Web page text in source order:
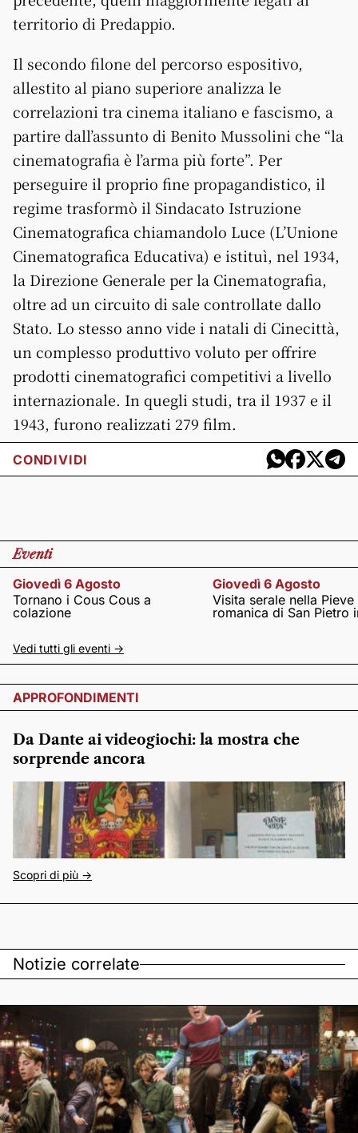
territorio di Predappio.
Il secondo filone del percorso espositivo,
allestito al piano superiore analizza le
correlazioni tra cinema italiano e fascismo, a
partire dall’assunto di Benito Mussolini che “la
cinematografia è l’arma più forte”. Per
perseguire il proprio fine propagandistico, il
regime trasformò il Sindacato Istruzione
Cinematografica chiamandolo Luce (L’Unione
Cinematografica Educativa) e istituì, nel 1934,
la Direzione Generale per la Cinematografia,
oltre ad un circuito di sale controllate dallo
Stato. Lo stesso anno vide i natali di Cinecittà,
un complesso produttivo voluto per offrire
prodotti cinematografici competitivi a livello
internazionale. In quegli studi, tra il 1937 e il
1943, furono realizzati 279 film.
CONDIVIDI
Eventi
Giovedì 6 Agosto
Tornano i Cous Cous a
colazione
Giovedì 6 Agosto
Visita serale nella Pieve
romanica di San Pietro
Vedi tutti gli eventi ->
APPROFONDIMENTI
Da Dante ai videogiochi: la mostra che
sorprende ancora
Scopri di più ->
Notizie correlate